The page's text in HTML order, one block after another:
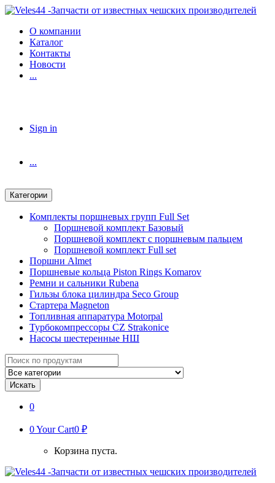
Skip
navigation
Skip
contentО компании
Каталог
Контакты
Новости
...
Sign in
...
Категории
Комплекты поршневых групп Full Set
Поршневой комплект Базовый
Поршневой комплект с поршневым пальцем
Поршневой комплект Full set
Поршни Almet
Поршневые кольца Piston Rings Komarov
Ремни и сальники Rubena
Гильзы блока цилиндра Seco Group
Стартера Magneton
Топливная аппаратура Motorpal
Турбокомпрессоры CZ Strakonice
Насосы шестеренные НШ
Search
for:
Искать
0
0Your Cart0 ₽
Корзина пуста.